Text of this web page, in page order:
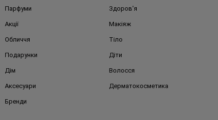
Парфуми Здоров'я
Акції Макіяж
Обличчя Тіло
Подарунки Діти
Дім Волосся
Аксесуари Дерматокосметика
Бренди